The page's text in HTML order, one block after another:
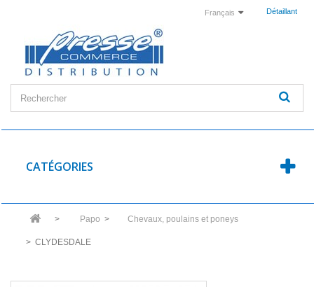
Détaillant
Français
CATÉGORIES
> Papo > Chevaux, poulains et poneys
> CLYDESDALE